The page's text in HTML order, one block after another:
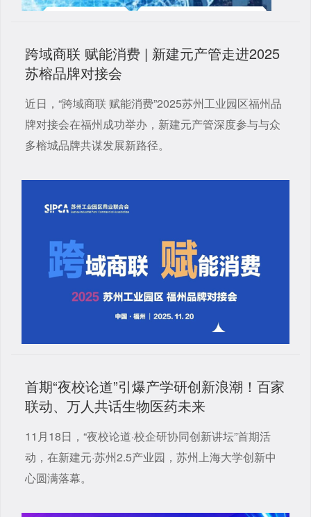
跨域商联 赋能消费 | 新建元产管走进2025
苏榕品牌对接会
近日，“跨域商联 赋能消费”2025苏州工业园区福州品
牌对接会在福州成功举办，新建元产管深度参与与众
多榕城品牌共谋发展新路径。
首期“夜校论道”引爆产学研创新浪潮！百家
联动、万人共话生物医药未来
11月18日，“夜校论道·校企研协同创新讲坛”首期活
动，在新建元·苏州2.5产业园，苏州上海大学创新中
心圆满落幕。